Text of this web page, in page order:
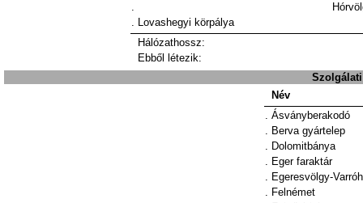
.
. Lovashegyi körpálya
Hálózathossz:
Ebből létezik:
Név
. Ásványberakodó
. Berva gyártelep
. Dolomitbánya
. Eger faraktár
. Egeresvölgy-
. Felnémet